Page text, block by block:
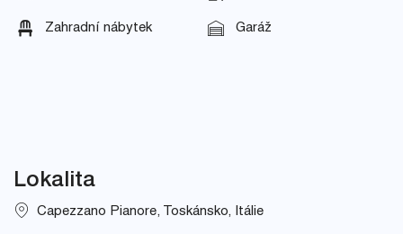
Zahradní nábytek Garáž
Lokalita
Capezzano Pianore, Toskánsko, Itálie